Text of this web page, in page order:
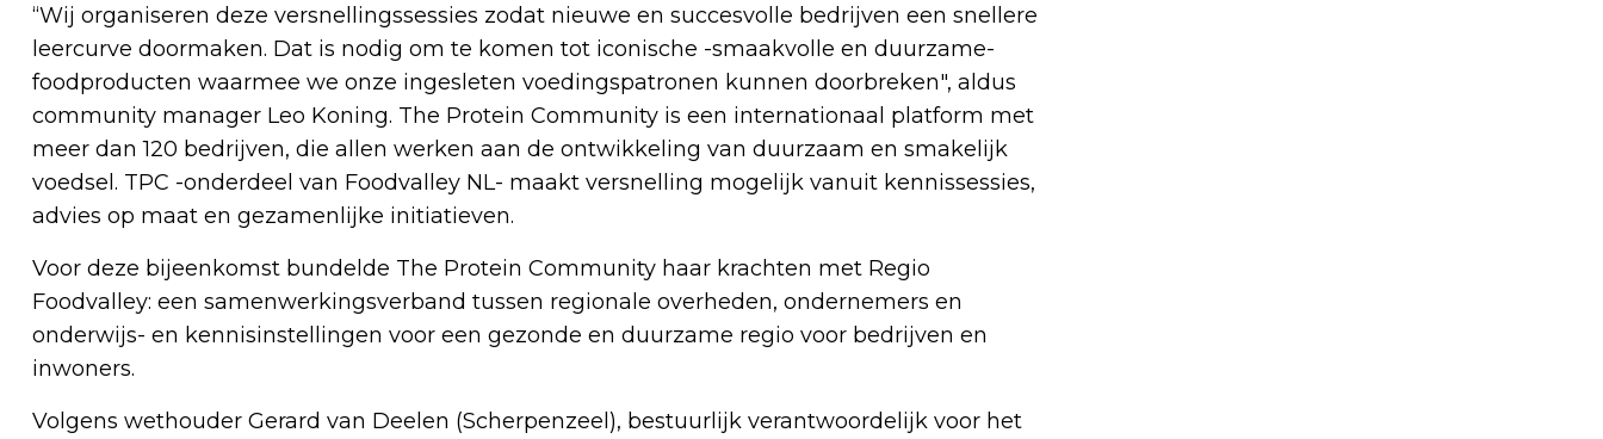
“Wij organiseren deze versnellingssessies zodat nieuwe en succesvolle bedrijven een snellere
leercurve doormaken. Dat is nodig om te komen tot iconische -smaakvolle en duurzame-
foodproducten waarmee we onze ingesleten voedingspatronen kunnen doorbreken", aldus
community manager Leo Koning. The Protein Community is een internationaal platform met
meer dan 120 bedrijven, die allen werken aan de ontwikkeling van duurzaam en smakelijk
voedsel. TPC -onderdeel van Foodvalley NL- maakt versnelling mogelijk vanuit kennissessies,
advies op maat en gezamenlijke initiatieven.
Voor deze bijeenkomst bundelde The Protein Community haar krachten met Regio
Foodvalley: een samenwerkingsverband tussen regionale overheden, ondernemers en
onderwijs- en kennisinstellingen voor een gezonde en duurzame regio voor bedrijven en
inwoners.
Volgens wethouder Gerard van Deelen (Scherpenzeel), bestuurlijk verantwoordelijk voor het